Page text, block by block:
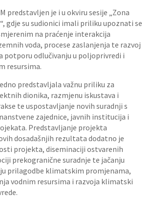
predstavljen je i u okviru sesije „Zona
gdje su sudionici imali priliku upoznati se
na praćenje interakcija
voda, procese zaslanjenja te razvoj
potporu odlučivanju u poljoprivredi i
resursima.
predstavljala važnu priliku za
dionika, razmjenu iskustava i
te uspostavljanje novih suradnji s
zajednice, javnih institucija i
Predstavljanje projekta
dosadašnjih rezultata dodatno je
projekta, diseminaciji ostvarenih
prekogranične suradnje te jačanju
prilagodbe klimatskim promjenama,
vodnim resursima i razvoja klimatski